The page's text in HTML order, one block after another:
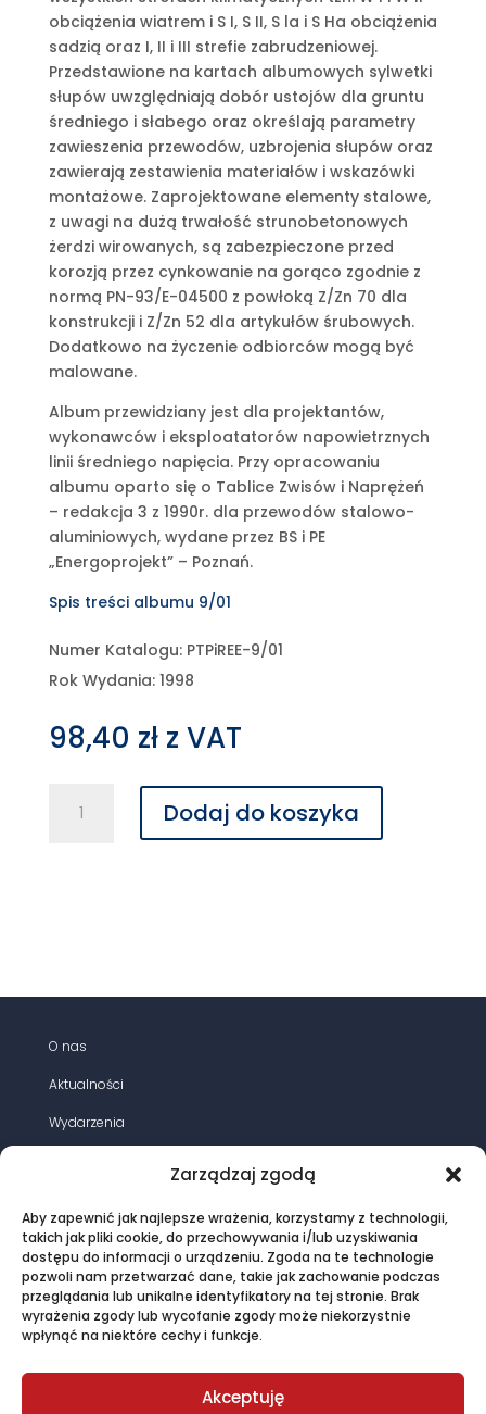
Zarządzaj zgodą
Aby zapewnić jak najlepsze wrażenia, korzystamy z technologii,
takich jak pliki cookie, do przechowywania i/lub uzyskiwania
dostępu do informacji o urządzeniu. Zgoda na te technologie
pozwoli nam przetwarzać dane, takie jak zachowanie podczas
przeglądania lub unikalne identyfikatory na tej stronie. Brak
wyrażenia zgody lub wycofanie zgody może niekorzystnie
wpłynąć na niektóre cechy i funkcje.
Akceptuję
obciążenia wiatrem i S I, S II, S la i S Ha obciążenia
sadzią oraz I, II i III strefie zabrudzeniowej.
Przedstawione na kartach albumowych sylwetki
słupów uwzględniają dobór ustojów dla gruntu
średniego i słabego oraz określają parametry
zawieszenia przewodów, uzbrojenia słupów oraz
zawierają zestawienia materiałów i wskazówki
montażowe. Zaprojektowane elementy stalowe,
z uwagi na dużą trwałość strunobetonowych
żerdzi wirowanych, są zabezpieczone przed
korozją przez cynkowanie na gorąco zgodnie z
normą PN-93/E-04500 z powłoką Z/Zn 70 dla
konstrukcji i Z/Zn 52 dla artykułów śrubowych.
Dodatkowo na życzenie odbiorców mogą być
malowane.
Album przewidziany jest dla projektantów,
wykonawców i eksploatatorów napowietrznych
linii średniego napięcia. Przy opracowaniu
albumu oparto się o Tablice Zwisów i Naprężeń
– redakcja 3 z 1990r. dla przewodów stalowo-
aluminiowych, wydane przez BS i PE
„Energoprojekt” – Poznań.
Spis treści albumu 9/01
Numer Katalogu: PTPiREE-9/01
Rok Wydania: 1998
98,40 zł z VAT
Album
kV
przewodami
AFL-
6
120
mm2
na
żerdziach
wirowanych
LSN
120
(70)
Dodaj do koszyka
O nas
Aktualności
Wydarzenia
Magazyn energia elektryczna
Oferta
Kontakt